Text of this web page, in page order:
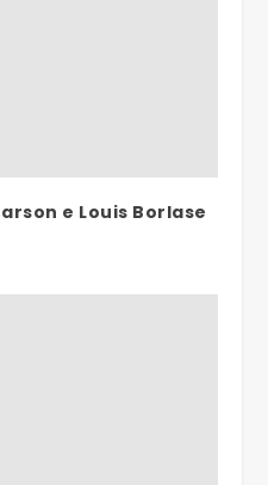
e Louis Borlase